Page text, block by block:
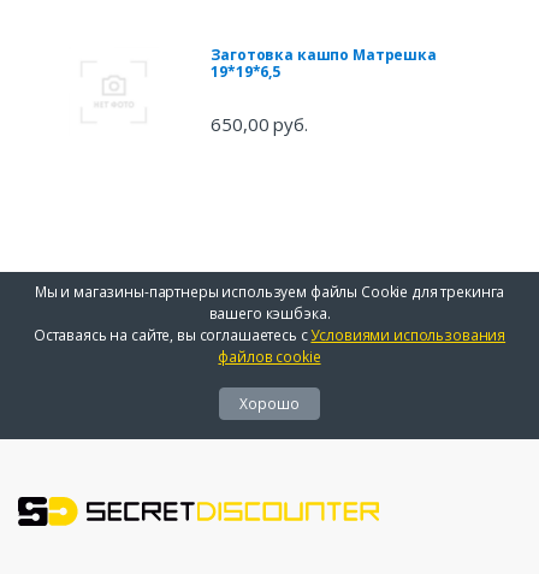
Заготовка кашпо Матрешка
19*19*6,5
650,00 руб.
Мы и магазины-партнеры используем файлы Cookie для трекинга
вашего кэшбэка.
Оставаясь на сайте, вы соглашаетесь сУсловиями использования
файлов cookie
Хорошо